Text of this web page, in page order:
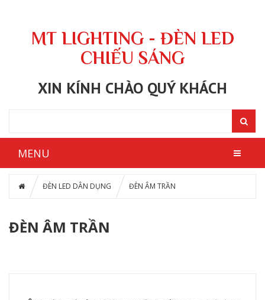
MT LIGHTING - ĐÈN LED
CHIẾU SÁNG
XIN KÍNH CHÀO QUÝ KHÁCH
MENU
ĐÈN LED DÂN DỤNG ĐÈN ÂM TRẦN
ĐÈN ÂM TRẦN